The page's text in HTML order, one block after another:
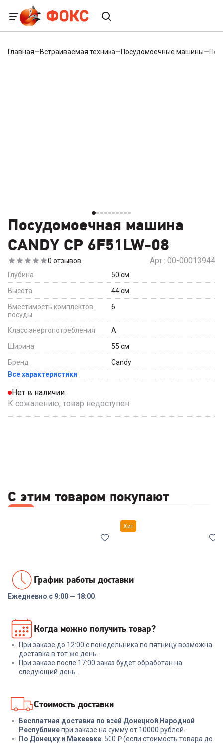
Главная—Встраиваемая техника—Посудомоечные машины—
Посудомоечная машина
CANDY CP 6F51LW-08
0 отзывов Арт.: 00-00013944
Глубина 50 см
Высота
44см
Вместимость комплектов
посуды
6
Класс энергопотребления
A
Ширина
55 см
Бренд
Candy
Все характеристики
Нет в наличии
К сожалению, товар недоступен.
С этим товаром покупают
Реле напряжения Rucelf
SRW-16A 3кВА
+ 47 бонусов
1 599₽
Хит
1291 Prime 8 пред.
18 999₽
График работы доставки
Ежедневно с 9:00 — 18:00
Когда можно получить товар?
При заказе до 12:00 с понедельника по пятницу возможна
доставка в тот же день.
При заказе после 17:00 заказ будет обработан на
следующий день.
Стоимость доставки
Бесплатная доставка по всей Донецкой Народной
Республикепри заказе на сумму от 10000 рублей.
По Донецку и Макеевке: 500 ₽ (если стоимость товара до